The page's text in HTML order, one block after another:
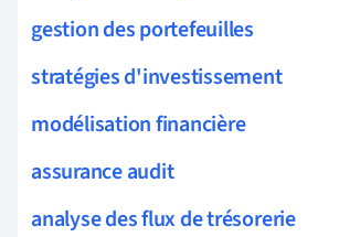
gestion des portefeuilles
stratégies d'investissement
modélisation financière
assurance audit
analyse des flux de trésorerie